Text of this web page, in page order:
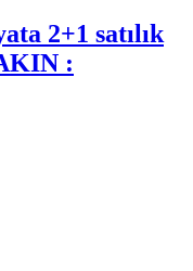
2+1 satılık
: